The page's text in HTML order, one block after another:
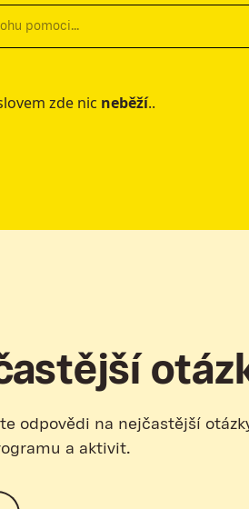
zde nic neběží..
odpovědi na nejčastější
a aktivit.